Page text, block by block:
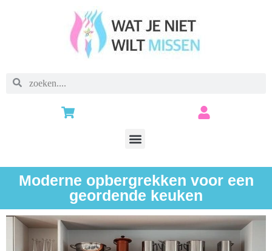
Moderne opbergrekken voor een
geordende keuken